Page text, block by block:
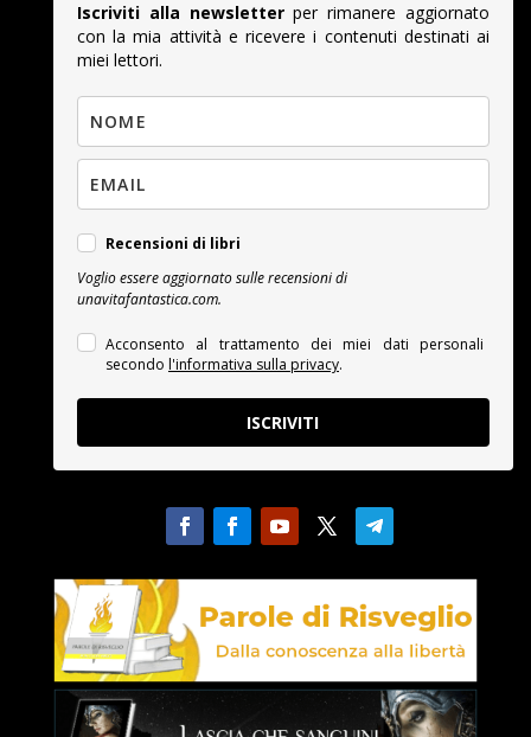
Iscriviti alla newsletterper rimanere aggiornato
con la mia attività e ricevere i contenuti destinati ai
miei lettori.
Recensioni di libri
Voglio essere aggiornato sulle recensioni di
unavitafantastica.com.
Acconsento al trattamento dei miei dati personali
secondo l'informativa sulla privacy.
ISCRIVITI